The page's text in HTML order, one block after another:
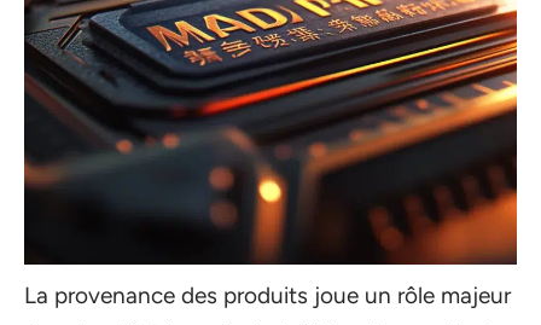
La provenance des produits joue un rôle majeur